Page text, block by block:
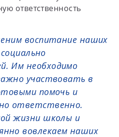
ответственность
воспитание наших
Им необходимо
участвовать в
помочь и
ответственно.
жизни школы и
вовлекаем наших